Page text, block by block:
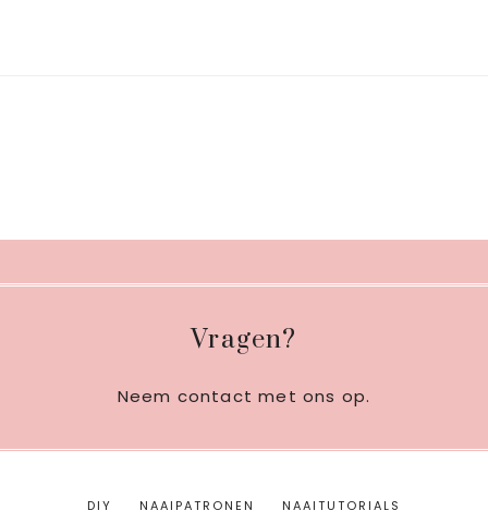
Vragen?
Neem contact met ons op.
DIY NAAIPATRONEN NAAITUTORIALS